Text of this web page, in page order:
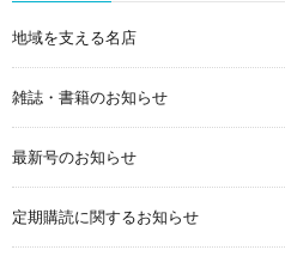
地域を支える名店
雑誌・書籍のお知らせ
最新号のお知らせ
定期購読に関するお知らせ